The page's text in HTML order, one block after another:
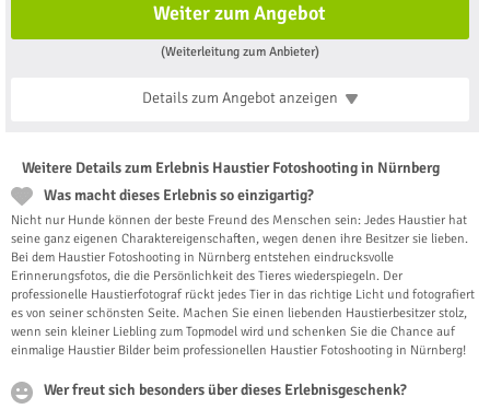
Weiter zum Angebot
(Weiterleitung zum Anbieter)
Details zum Angebotanzeigen
Weitere Details zum Erlebnis Haustier Fotoshooting in Nürnberg
Was macht dieses Erlebnis so einzigartig?
Nicht nur Hunde können der beste Freund des Menschen sein: Jedes Haustier hat
seine ganz eigenen Charaktereigenschaften, wegen denen ihre Besitzer sie lieben.
Bei dem Haustier Fotoshooting in Nürnberg entstehen eindrucksvolle
Erinnerungsfotos, die die Persönlichkeit des Tieres wiederspiegeln. Der
professionelle Haustierfotograf rückt jedes Tier in das richtige Licht und fotografiert
es von seiner schönsten Seite. Machen Sie einen liebenden Haustierbesitzer stolz,
wenn sein kleiner Liebling zum Topmodel wird und schenken Sie die Chance auf
einmalige Haustier Bilder beim professionellen Haustier Fotoshooting in Nürnberg!
Wer freut sich besonders über dieses Erlebnisgeschenk?